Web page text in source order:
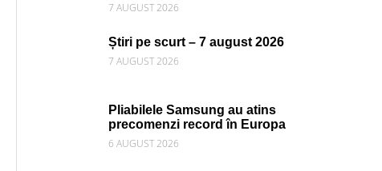
7 AUGUST 2026
Știri pe scurt – 7 august 2026
7 AUGUST 2026
Pliabilele Samsung au atins
precomenzi record în Europa
6 AUGUST 2026